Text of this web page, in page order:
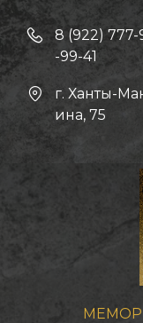
г. Ханты-
ина, 75
8 (922) 777-98-23, 8 (922) 658-
-99-41